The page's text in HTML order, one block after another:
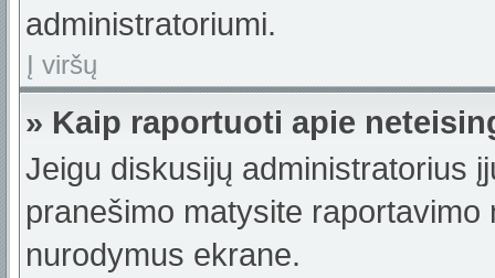
administratoriumi.
Į viršų
» Kaip raportuoti apie
Jeigu diskusijų administratorius
pranešimo matysite
nurodymus ekrane.